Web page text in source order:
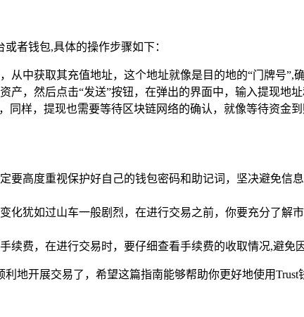
者钱包,具体的操作步骤如下：
从中获取其充值地址，这个地址就像是目的地的“门牌号”,
产，然后点击“发送”按钮，在弹出的界面中，输入提现地
同样，提现也需要等待区块链网络的确认，就像等待资金到
要高度重视保护好自己的钱包密码和助记词，坚决避免
化犹如过山车一般剧烈，在进行交易之前，你要充分了解
续费，在进行交易时，要仔细查看手续费的收取情况,避免
地开展交易了，希望这篇指南能够帮助你更好地使用